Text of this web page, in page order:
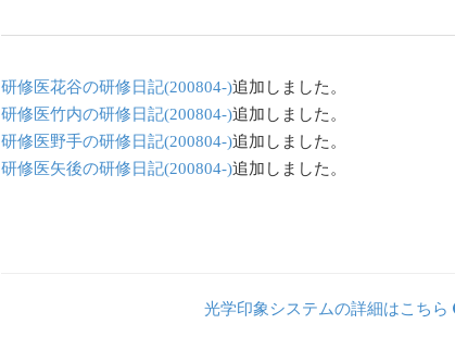
研修医花谷の研修日記(200804-)追加しました。
研修医竹内の研修日記(200804-)追加しました。
研修医野手の研修日記(200804-)追加しました。
研修医矢後の研修日記(200804-)追加しました。
光学印象システムの詳細はこちら